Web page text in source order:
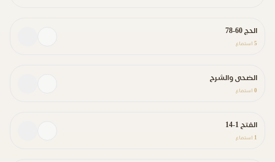
الحج 60-78
5 استماع
الضحى والشرح
0 استماع
الفتح 1-14
1 استماع